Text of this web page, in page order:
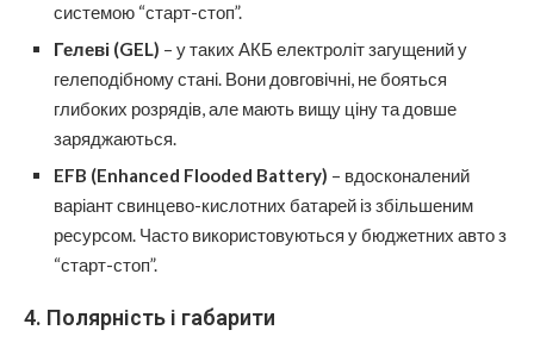
системою “старт-стоп”.
Гелеві (GEL) – у таких АКБ електроліт загущений у
гелеподібному стані. Вони довговічні, не бояться
глибоких розрядів, але мають вищу ціну та довше
заряджаються.
EFB (Enhanced Flooded Battery) – вдосконалений
варіант свинцево-кислотних батарей із збільшеним
ресурсом. Часто використовуються у бюджетних авто з
“старт-стоп”.
4. Полярність і габарити